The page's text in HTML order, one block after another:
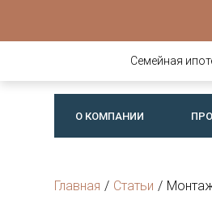
Семейная
О КОМПАНИИ
Главная / Статьи /